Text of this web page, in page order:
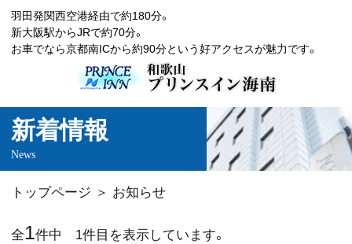
羽田発関西空港経由で約180分。
新大阪駅からJRで約70分。
お車でなら京都南ICから約90分という好アクセスが魅力です。
新着情報
News
トップページ お知らせ
全1件中 1件目を表示しています。